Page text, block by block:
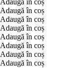
Adaugă în coș
Adaugă în coș
Adaugă în coș
Adaugă în coș
Adaugă în coș
Adaugă în coș
Adaugă în coș
Adaugă în coș